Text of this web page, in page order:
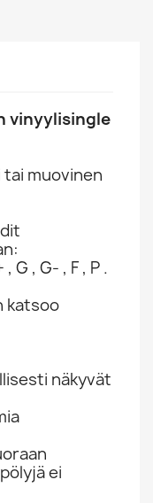
vinyylisingle
muovinen
, G , G- , F , P .
katsoo
näkyvät
ei